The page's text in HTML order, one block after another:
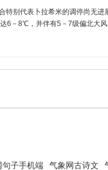
特别代表卜拉希米的调停尚无进
6－8℃，并伴有5－7级偏北大风
句子手机端 气象网古诗文